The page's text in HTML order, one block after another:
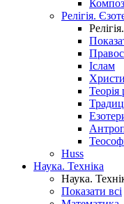
Релігія.
Іслам
Теорія
Huss
Наука. Техніка
Наука.
Показати всі